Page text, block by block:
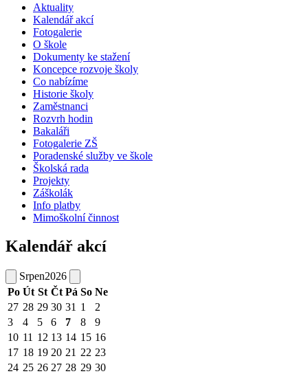
Aktuality
Kalendář akcí
Fotogalerie
O škole
Dokumenty ke stažení
Koncepce rozvoje školy
Co nabízíme
Historie školy
Zaměstnanci
Rozvrh hodin
Bakaláři
Fotogalerie ZŠ
Poradenské služby ve škole
Školská rada
Projekty
Záškolák
Info platby
Mimoškolní činnost
Kalendář akcí
Srpen2026
Po Út St Čt Pá So Ne
27 28 29 30 31 1
2
3
4 5 6 7 8
9
10 11 12 13 14 15 16
17 18 19 20 21 22 23
24 25 26 27 28 29 30